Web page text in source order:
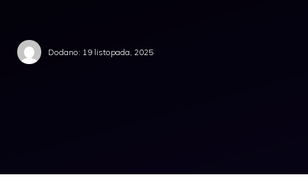
Dodano: 19 listopada, 2025